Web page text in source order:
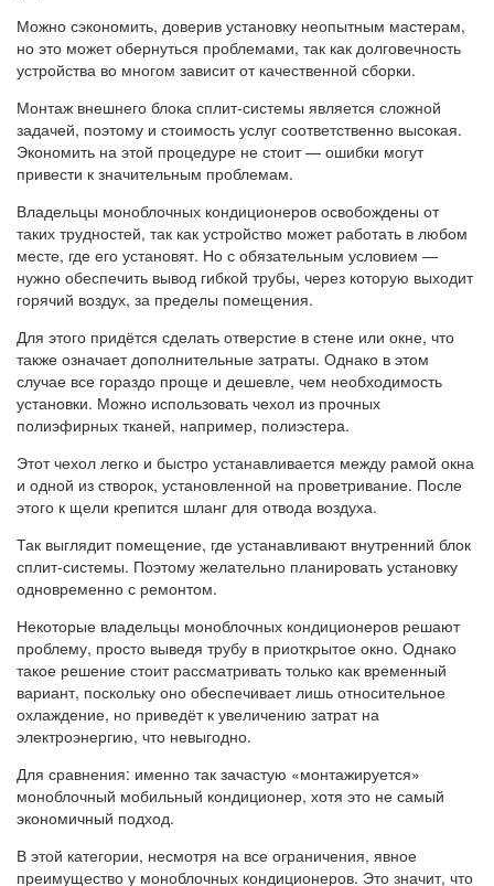
Можно сэкономить, доверив установку неопытным мастерам,
но это может обернуться проблемами, так как долговечность
устройства во многом зависит от качественной сборки.
Монтаж внешнего блока сплит-системы является сложной
задачей, поэтому и стоимость услуг соответственно высокая.
Экономить на этой процедуре не стоит — ошибки могут
привести к значительным проблемам.
Владельцы моноблочных кондиционеров освобождены от
таких трудностей, так как устройство может работать в любом
месте, где его установят. Но с обязательным условием —
нужно обеспечить вывод гибкой трубы, через которую выходит
горячий воздух, за пределы помещения.
Для этого придётся сделать отверстие в стене или окне, что
также означает дополнительные затраты. Однако в этом
случае все гораздо проще и дешевле, чем необходимость
установки. Можно использовать чехол из прочных
полиэфирных тканей, например, полиэстера.
Этот чехол легко и быстро устанавливается между рамой окна
и одной из створок, установленной на проветривание. После
этого к щели крепится шланг для отвода воздуха.
Так выглядит помещение, где устанавливают внутренний блок
сплит-системы. Поэтому желательно планировать установку
одновременно с ремонтом.
Некоторые владельцы моноблочных кондиционеров решают
проблему, просто выведя трубу в приоткрытое окно. Однако
такое решение стоит рассматривать только как временный
вариант, поскольку оно обеспечивает лишь относительное
охлаждение, но приведёт к увеличению затрат на
электроэнергию, что невыгодно.
Для сравнения: именно так зачастую «монтажируется»
моноблочный мобильный кондиционер, хотя это не самый
экономичный подход.
В этой категории, несмотря на все ограничения, явное
преимущество у моноблочных кондиционеров. Это значит, что